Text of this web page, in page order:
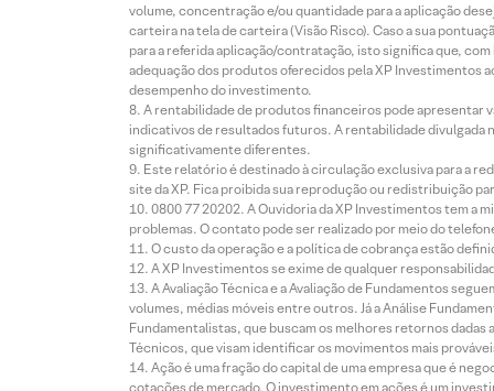
volume, concentração e/ou quantidade para a aplicação
carteira na tela de carteira (Visão Risco). Caso a sua
para a referida aplicação/contratação, isto significa que,
adequação dos produtos oferecidos pela XP Investimentos
desempenho do investimento.
A rentabilidade de produtos financeiros pode apresentar
indicativos de resultados futuros. A rentabilidade divulgada
significativamente diferentes.
Este relatório é destinado à circulação exclusiva para a
site da XP. Fica proibida sua reprodução ou redistribuição
0800 77 20202. A Ouvidoria da XP Investimentos tem a
problemas. O contato pode ser realizado por meio do
O custo da operação e a política de cobrança estão
A XP Investimentos se exime de qualquer
A Avaliação Técnica e a Avaliação de Fundamentos
volumes, médias móveis entre outros. Já a Análise
Fundamentalistas, que buscam os melhores retornos
Técnicos, que visam identificar os movimentos mais
Ação é uma fração do capital de uma empresa que é
cotações de mercado. O investimento em ações é um